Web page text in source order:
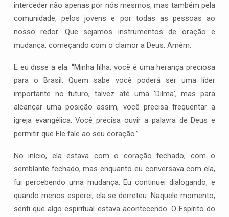
interceder não apenas por nós mesmos, mas também pela
comunidade, pelos jovens e por todas as pessoas ao
nosso redor. Que sejamos instrumentos de oração e
mudança, começando com o clamor a Deus. Amém.
E eu disse a ela: “Minha filha, você é uma herança preciosa
para o Brasil. Quem sabe você poderá ser uma líder
importante no futuro, talvez até uma ‘Dilma’, mas para
alcançar uma posição assim, você precisa frequentar a
igreja evangélica. Você precisa ouvir a palavra de Deus e
permitir que Ele fale ao seu coração.”
No início, ela estava com o coração fechado, com o
semblante fechado, mas enquanto eu conversava com ela,
fui percebendo uma mudança. Eu continuei dialogando, e
quando menos esperei, ela se derreteu. Naquele momento,
senti que algo espiritual estava acontecendo. O Espírito do